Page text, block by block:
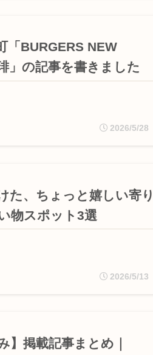
「BURGERS NEW
」の記事を書きました
2026/5/28
た、ちょっと嬉しい寄り
物スポット3選
2026/5/13
】掲載記事まとめ｜